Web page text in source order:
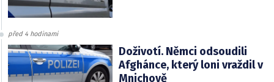
před 4 hodinami
Doživotí. Němci odsoudili
Afghánce, který loni vraždil v
Mnichově